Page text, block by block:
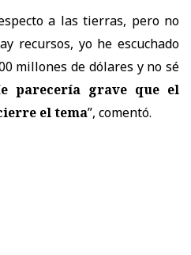
a las tierras, pero no
recursos, yo he escuchado
millones de dólares y no sé
parecería grave que el
el tema”, comentó.